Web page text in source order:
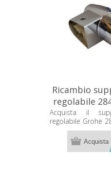
Ricambio
regolabile
Acquista il
regolabile Grohe
e Ricambi.
garantite per la